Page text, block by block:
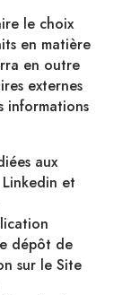
le choix
en matière
en outre
externes
informations
aux
et
dépôt de
sur le Site